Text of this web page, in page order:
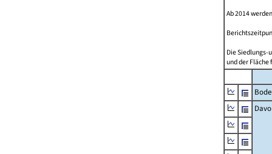
Ab 2014
Die Siedlungs-
und der Fläche